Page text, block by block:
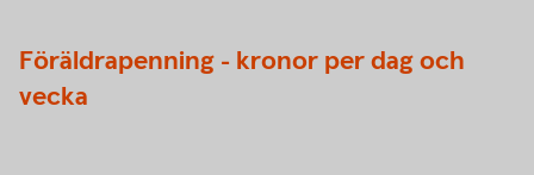
Föräldrapenning - kronor per dag och
vecka